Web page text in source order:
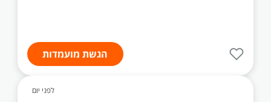
הגשת מועמדות
לפני יום